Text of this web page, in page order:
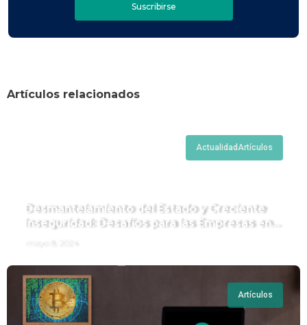
Suscribirse
Artículos relacionados
ActualidadArtículos
Desmantelamiento del Estado y Creciente
Inseguridad: Desafíos para las Empresas en
Artículos